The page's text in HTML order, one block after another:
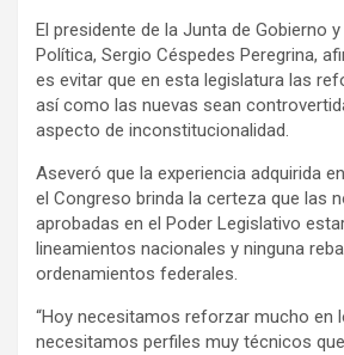
El presidente de la Junta de Gobierno
Política, Sergio Céspedes Peregrina,
es evitar que en esta legislatura las
así como las nuevas sean
aspecto de inconstitucionalidad.
Aseveró que la experiencia adquirida
el Congreso brinda la certeza que las
aprobadas en el Poder Legislativo
lineamientos nacionales y ninguna
ordenamientos federales.
“Hoy necesitamos reforzar mucho en
necesitamos perfiles muy técnicos